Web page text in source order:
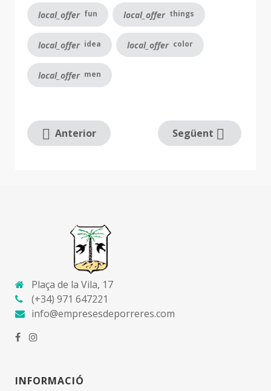
local_offer fun local_offer things
local_offer idea local_offer color
local_offer men
Anterior Següent
Plaça de la Vila, 17
(+34) 971 647221
info@empresesdeporreres.com
INFORMACIÓ